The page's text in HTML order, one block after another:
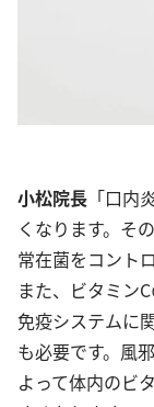
小松院長 「口
くなります。そ
常在菌をコント
また、ビタミン
免疫システムに
も必要です。風
よって体内のビ